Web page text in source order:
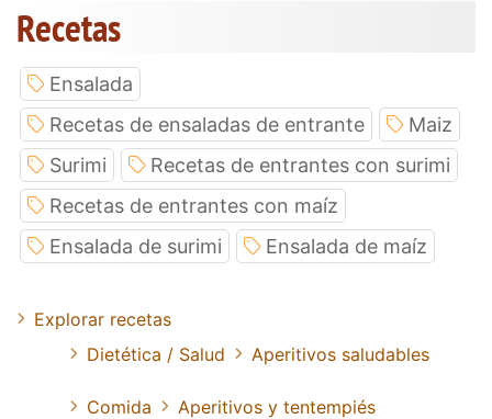
Recetas
Ensalada
Recetas de ensaladas de entrante
Maiz
Surimi
Recetas de entrantes con surimi
Recetas de entrantes con maíz
Ensalada de surimi
Ensalada de maíz
Explorar recetas
Dietética / Salud
Aperitivos saludables
Comida Aperitivos y tentempiés